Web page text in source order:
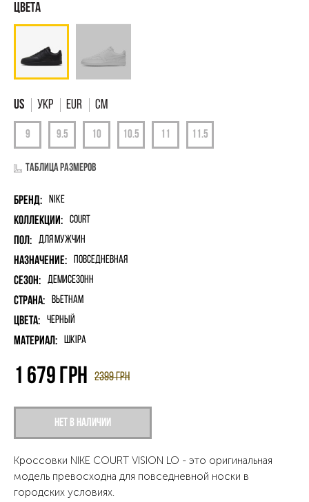
УКР EUR См
Таблица размеров
Бренд: Nike
Коллекции: Court
Пол: для мужчин
Назначение: Повседневная
Сезон: Демисезонн
Страна: Вьетнам
Цвета: Черный
Материал: шкіра
Нет в наличии
2399грн
1 679 грн
Кроссовки NIKE COURT VISION LO - это оригинальная
модель превосходна для повседневной носки в
городских условиях.